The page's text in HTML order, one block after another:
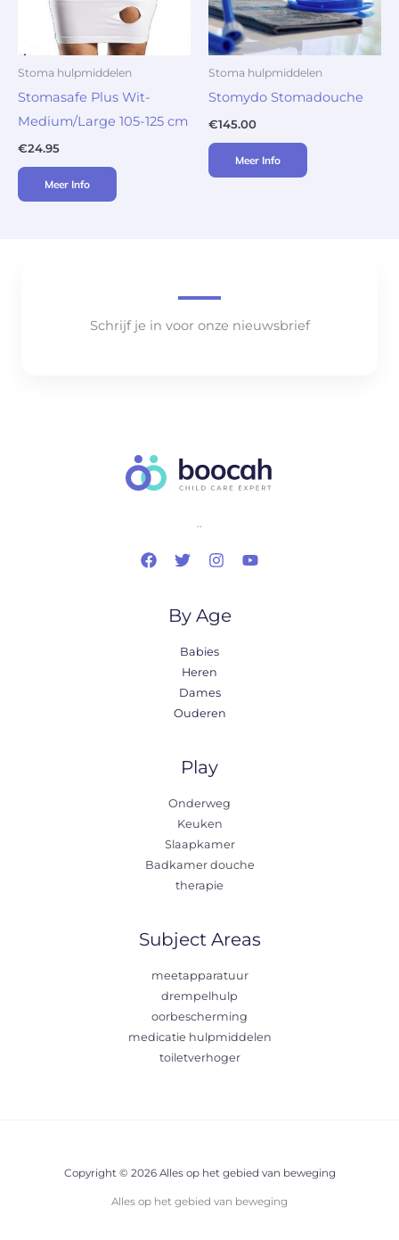
Stoma hulpmiddelen
Stomasafe Plus Wit-
Medium/Large 105-125 cm
€24.95
Meer Info
Stoma hulpmiddelen
Stomydo Stomadouche
€145.00
Meer Info
Schrijf je in voor onze nieuwsbrief
..
By Age
Babies
Heren
Dames
Ouderen
Play
Onderweg
Keuken
Slaapkamer
Badkamer douche
therapie
Subject Areas
meetapparatuur
drempelhulp
oorbescherming
medicatie hulpmiddelen
toiletverhoger
Copyright © 2026 Alles op het gebied van beweging
Alles op het gebied van beweging